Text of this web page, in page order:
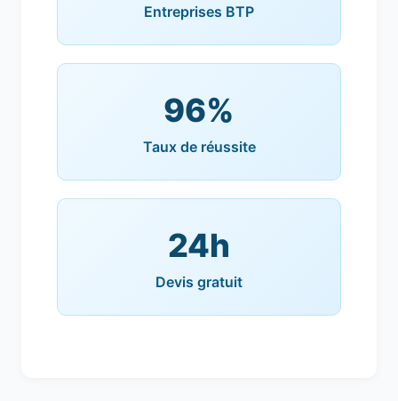
Entreprises BTP
96%
Taux de réussite
24h
Devis gratuit